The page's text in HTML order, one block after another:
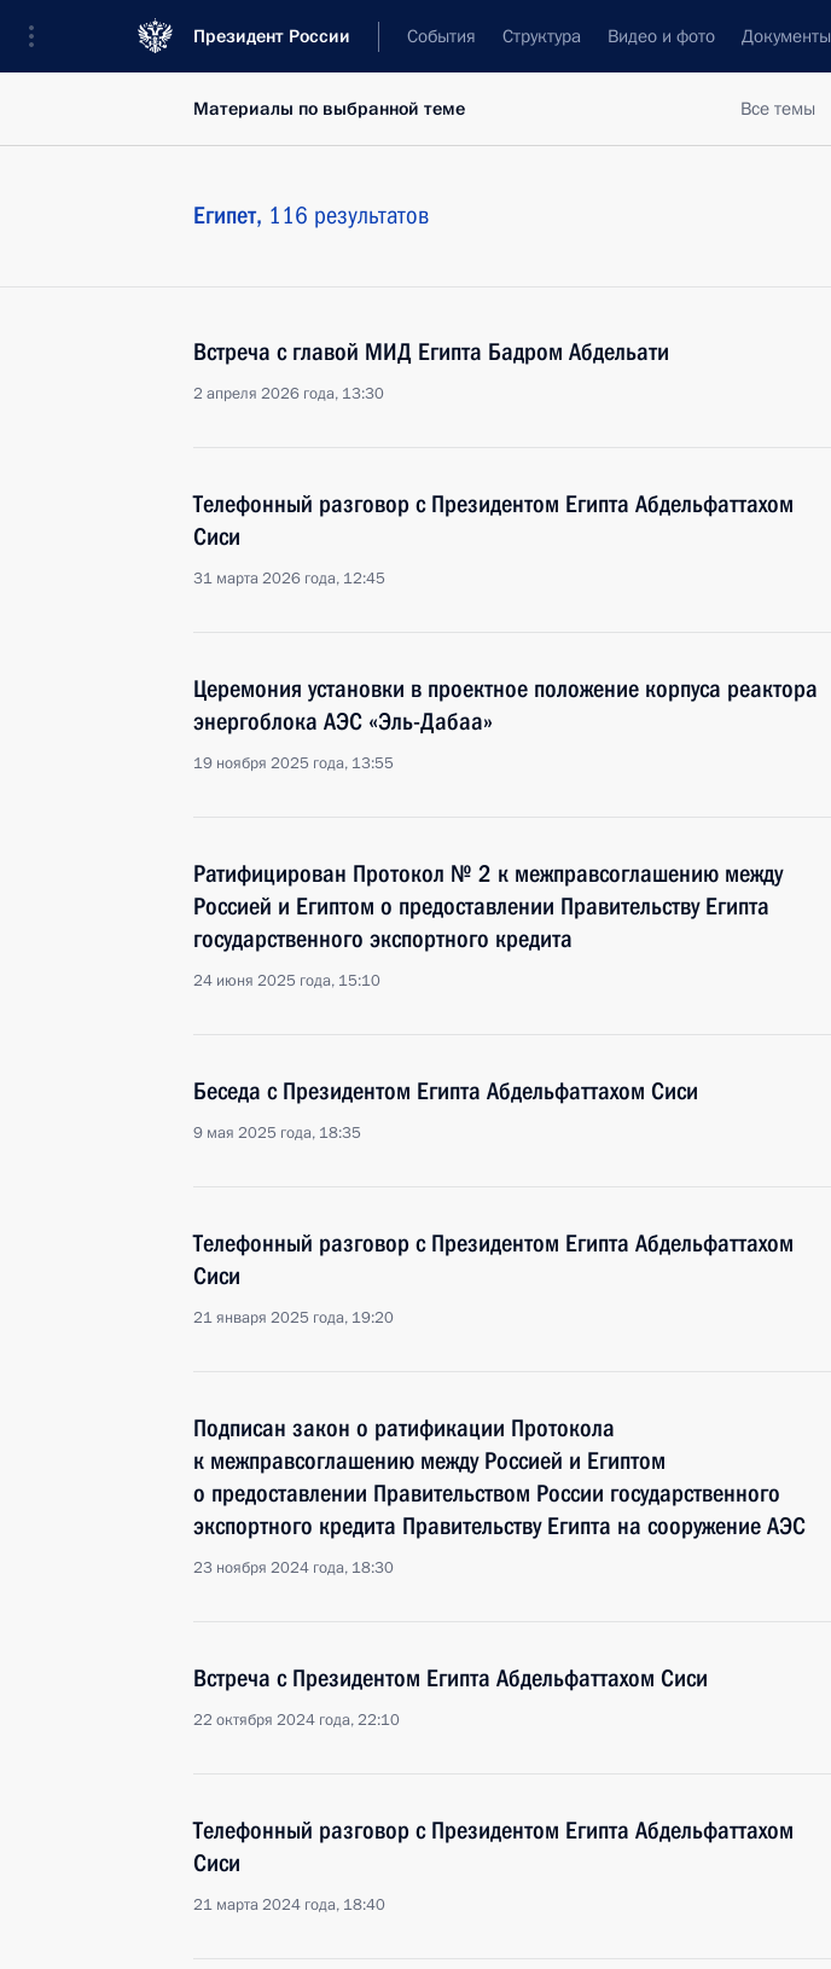
Президент России События Структура Видео и фото Документы
Все темы
Материалы по выбранной теме
Египет, 116 результатов
Встреча с главой МИД Египта Бадром Абдельати
2 апреля 2026 года, 13:30
Телефонный разговор с Президентом Египта Абдельфаттахом
Сиси
31 марта 2026 года, 12:45
Церемония установки в проектное положение корпуса реактора
энергоблока АЭС «Эль-Дабаа»
19 ноября 2025 года, 13:55
Ратифицирован Протокол № 2 к межправсоглашению между
Россией и Египтом о предоставлении Правительству Египта
государственного экспортного кредита
24 июня 2025 года, 15:10
Беседа с Президентом Египта Абдельфаттахом Сиси
9 мая 2025 года, 18:35
Телефонный разговор с Президентом Египта Абдельфаттахом
Сиси
21 января 2025 года, 19:20
Подписан закон о ратификации Протокола
к межправсоглашению между Россией и Египтом
о предоставлении Правительством России государственного
экспортного кредита Правительству Египта на сооружение АЭС
23 ноября 2024 года, 18:30
Встреча с Президентом Египта Абдельфаттахом Сиси
22 октября 2024 года, 22:10
Телефонный разговор с Президентом Египта Абдельфаттахом
Сиси
21 марта 2024 года, 18:40